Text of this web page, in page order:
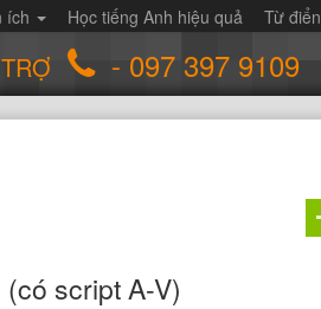
ích Học tiếng Anh hiệu quả Từ điển
- 097 397 9109
script A-V)